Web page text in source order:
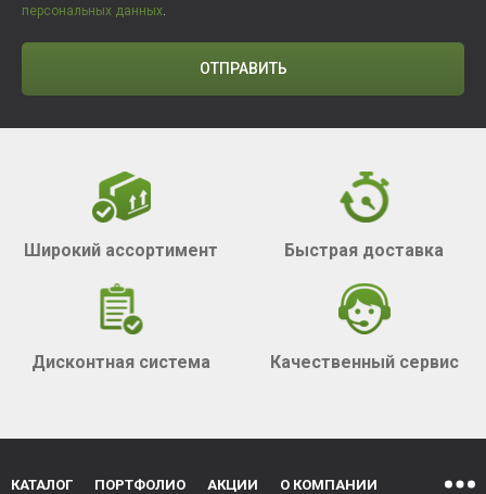
персональных данных
ОТПРАВИТЬ
Широкий ассортимент Быстрая доставка
Дисконтная система Качественный сервис
КАТАЛОГ ПОРТФОЛИО АКЦИИ О КОМПАНИИ